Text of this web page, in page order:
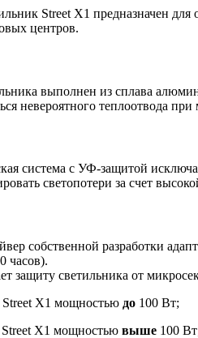
Street X1 предназначен
центров.
выполнен из сплава
невероятного теплоотвода
система с УФ-защитой
светопотери за счет
собственной разработки
часов).
защиту светильника от
Street X1 мощностью до 100 Вт;
Street X1 мощностью выше 100